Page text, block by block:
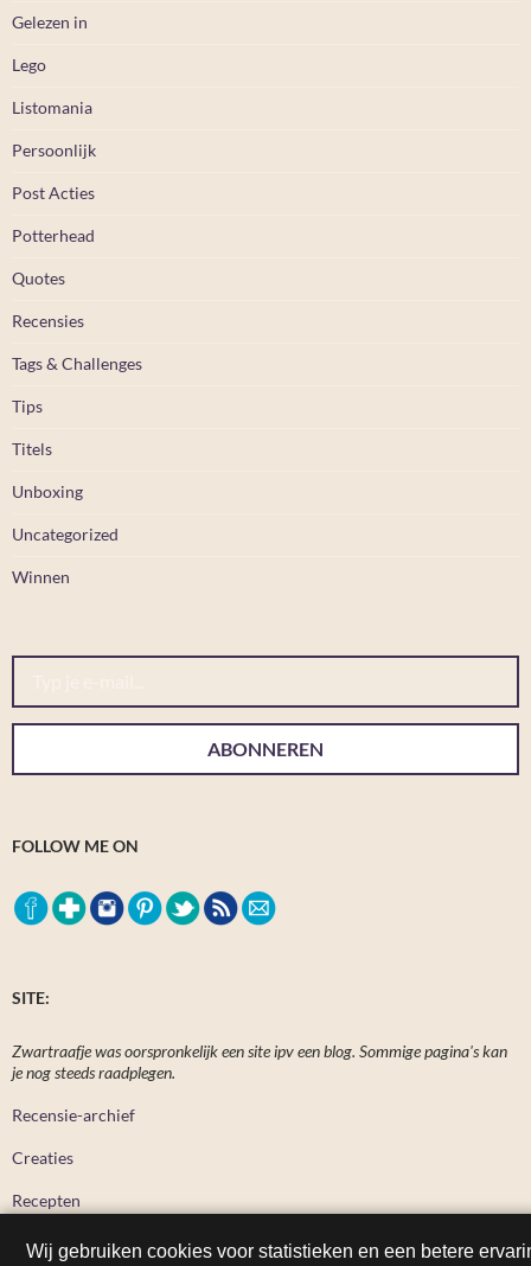
Gelezen in
Lego
Listomania
Persoonlijk
Post Acties
Potterhead
Quotes
Recensies
Tags & Challenges
Tips
Titels
Unboxing
Uncategorized
Winnen
Typ je e-mail...
ABONNEREN
FOLLOW ME ON
SITE:
Zwartraafje was oorspronkelijk een site ipv een blog. Sommige pagina's kan
je nog steeds raadplegen.
Recensie-archief
Creaties
Recepten
Wij gebruiken cookies voor statistieken en een betere